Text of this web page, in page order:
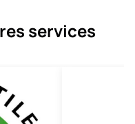
services